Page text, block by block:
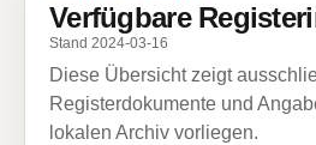
Verfügbare
Stand 2024-03-16
Diese Übersicht zeigt
Registerdokumente und
lokalen Archiv vorliegen.